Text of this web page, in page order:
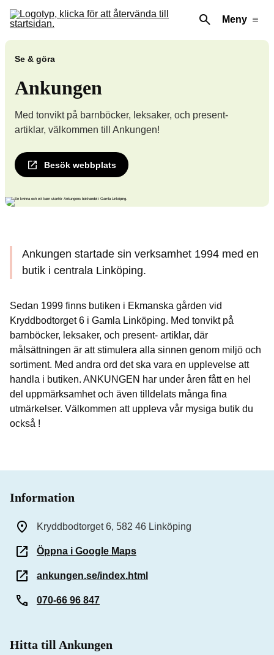
Meny
Se & göra
Ankungen
Med tonvikt på barnböcker, leksaker, och present-
artiklar, välkommen till Ankungen!
Besök webbplats
Ankungen startade sin verksamhet 1994 med en
butik i centrala Linköping.
Sedan 1999 finns butiken i Ekmanska gården vid
Kryddbodtorget 6 i Gamla Linköping. Med tonvikt på
barnböcker, leksaker, och present- artiklar, där
målsättningen är att stimulera alla sinnen genom miljö och
sortiment. Med andra ord det ska vara en upplevelse att
handla i butiken. ANKUNGEN har under åren fått en hel
del uppmärksamhet och även tilldelats många fina
utmärkelser. Välkommen att uppleva vår mysiga butik du
också !
Information
Kryddbodtorget 6, 582 46 Linköping
Öppna i Google Maps
ankungen.se/index.html
070-66 96 847
Hitta till Ankungen